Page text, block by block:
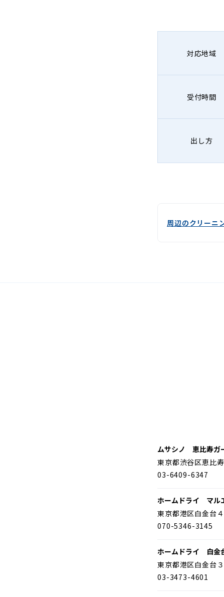
対応地域
受付時間
出し方
周辺のクリーニ
ムサシノ 恵比寿ガ
東京都渋谷区恵比
03-6409-6347
ホームドライ マル
東京都港区白金台
070-5346-3145
ホームドライ 白金
東京都港区白金台
03-3473-4601